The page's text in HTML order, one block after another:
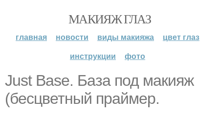
МАКИЯЖ ГЛАЗ
главная новости виды макияжа
цвет глаз
инструкции
фото
Just Base. База под макияж
(бесцветный праймер.